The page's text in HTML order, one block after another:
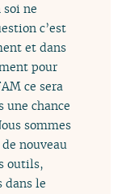
ne
c’est
et dans
pour
ce sera
une chance
sommes
nouveau
outils,
dans le